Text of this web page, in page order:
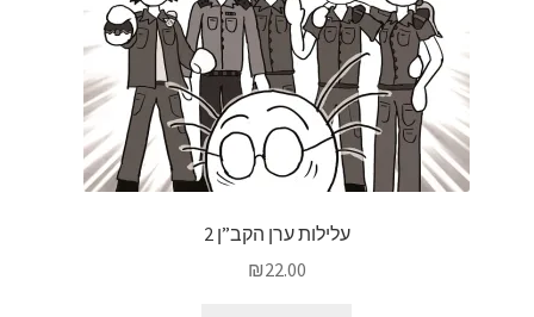
עלילות ערן הקב”ן 2
₪22.00